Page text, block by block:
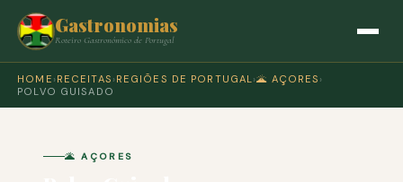
Gastronomias
Roteiro Gastronómico de Portugal
HOME › RECEITAS › REGIÕES DE PORTUGAL›🌋 AÇORES ›
POLVO GUISADO
🌋 AÇORES